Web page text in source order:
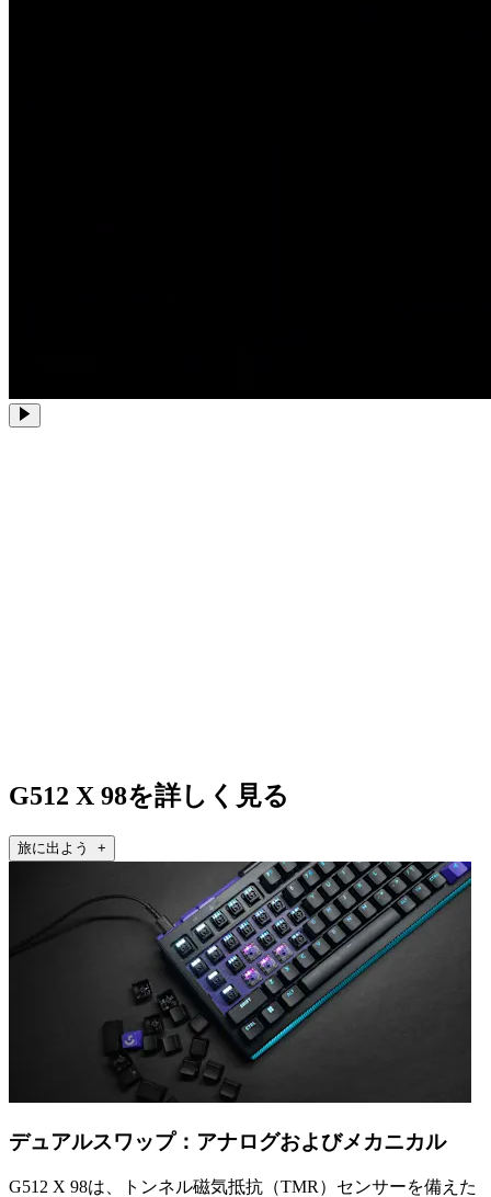
G512 X 98を詳しく見る
旅に出よう +
デュアルスワップ：アナログおよびメカニカル
G512 X 98は、トンネル磁気抵抗（TMR）センサーを備えた